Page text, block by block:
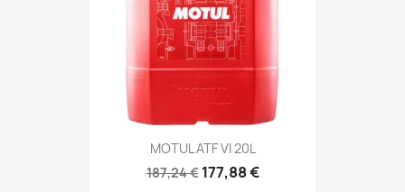
MOTUL ATF VI 20L
187,24 € 177,88 €